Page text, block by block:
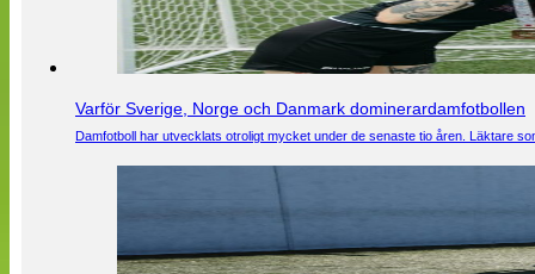
Varför Sverige, Norge och Danmark dominerardamfotbollen
Damfotboll har utvecklats otroligt mycket under de senaste tio åren. Läktare